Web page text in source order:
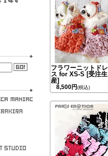
フラワーニットドレ
ス for XS-S [受注生
産]
8,500円(税込)